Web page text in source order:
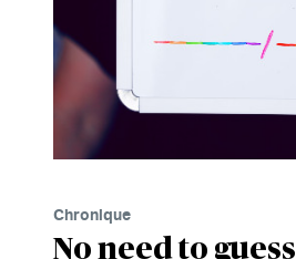
Chronique
No need to guess